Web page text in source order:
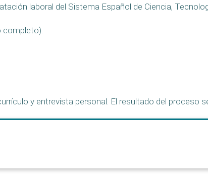
laboral del Sistema Español de Ciencia,
completo).
y entrevista personal. El resultado del proceso